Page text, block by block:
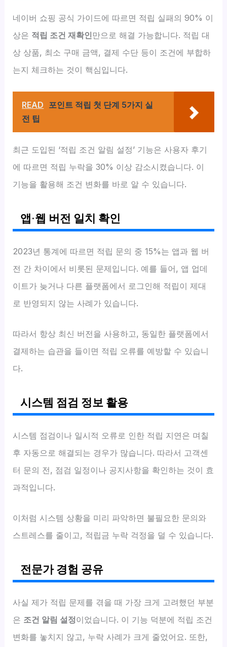
네이버 쇼핑 공식 가이드에 따르면 적립 실패의 90% 이
상은 적립 조건 재확인만으로 해결 가능합니다. 적립 대
상 상품, 최소 구매 금액, 결제 수단 등이 조건에 부합하
는지 체크하는 것이 핵심입니다.
READ 포인트 적립 첫 단계 5가지 실
전 팁
최근 도입된 ‘적립 조건 알림 설정’ 기능은 사용자 후기
에 따르면 적립 누락을 30% 이상 감소시켰습니다. 이
기능을 활용해 조건 변화를 바로 알 수 있습니다.
앱·웹 버전 일치 확인
2023년 통계에 따르면 적립 문의 중 15%는 앱과 웹 버
전 간 차이에서 비롯된 문제입니다. 예를 들어, 앱 업데
이트가 늦거나 다른 플랫폼에서 로그인해 적립이 제대
로 반영되지 않는 사례가 있습니다.
따라서 항상 최신 버전을 사용하고, 동일한 플랫폼에서
결제하는 습관을 들이면 적립 오류를 예방할 수 있습니
다.
시스템 점검 정보 활용
시스템 점검이나 일시적 오류로 인한 적립 지연은 며칠
후 자동으로 해결되는 경우가 많습니다. 따라서 고객센
터 문의 전, 점검 일정이나 공지사항을 확인하는 것이 효
과적입니다.
이처럼 시스템 상황을 미리 파악하면 불필요한 문의와
스트레스를 줄이고, 적립금 누락 걱정을 덜 수 있습니다.
전문가 경험 공유
사실 제가 적립 문제를 겪을 때 가장 크게 고려했던 부분
은 조건 알림 설정이었습니다. 이 기능 덕분에 적립 조건
변화를 놓치지 않고, 누락 사례가 크게 줄었어요. 또한,